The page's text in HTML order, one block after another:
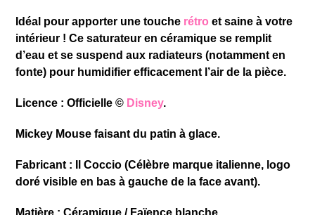
​Idéal pour apporter une touche rétro et saine à votre
intérieur ! Ce saturateur en céramique se remplit
d’eau et se suspend aux radiateurs (notamment en
fonte) pour humidifier efficacement l’air de la pièce.
​Licence : Officielle © Disney.
Mickey Mouse faisant du patin à glace.
​Fabricant : Il Coccio (Célèbre marque italienne, logo
doré visible en bas à gauche de la face avant).